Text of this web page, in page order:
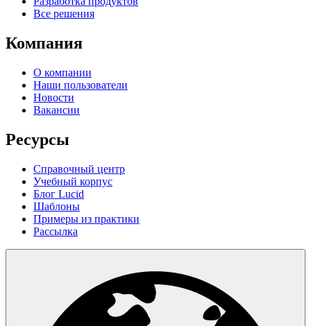
Все решения
Компания
О компании
Наши пользователи
Новости
Вакансии
Ресурсы
Справочный центр
Учебный корпус
Блог Lucid
Шаблоны
Примеры из практики
Рассылка